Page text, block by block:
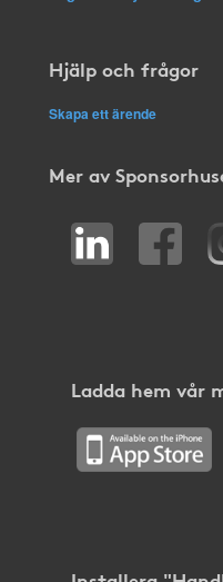
Hjälp och frågor
Skapa ett ärende
Mer av
Ladda hem vår